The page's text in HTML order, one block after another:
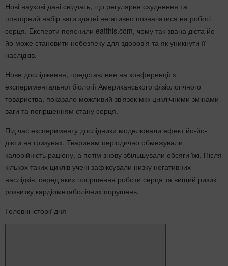
Нові наукові дані свідчать, що регулярне схуднення та
повторний набір ваги здатні негативно позначатися на роботі
серця. Експерти пояснили eatthis.com, чому так звана дієта йо-
йо може становити небезпеку для здоров’я та як уникнути її
наслідків.
Нове дослідження, представлене на конференції з
експериментальної біології Американського фізіологічного
товариства, показало можливий зв’язок між циклічними змінами
ваги та погіршенням стану серця.
Під час експерименту дослідники моделювали ефект йо-йо-
дієти на гризунах. Тваринам періодично обмежували
калорійність раціону, а потім знову збільшували обсяги їжі. Після
кількох таких циклів учені зафіксували низку негативних
наслідків, серед яких погіршення роботи серця та вищий ризик
розвитку кардіометаболічних порушень.
Головні історії дня